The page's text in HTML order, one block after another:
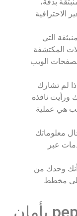
الاحترافية
التي
المكتشفة
الويب
لم تشارك
ورأيت نافذة
هي عملية
معلوماتك
عبر
أنك وحدك من
إلى مخطط
نصائح لشراء عملة pepe بأمان